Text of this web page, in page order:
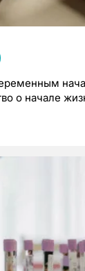
о начале